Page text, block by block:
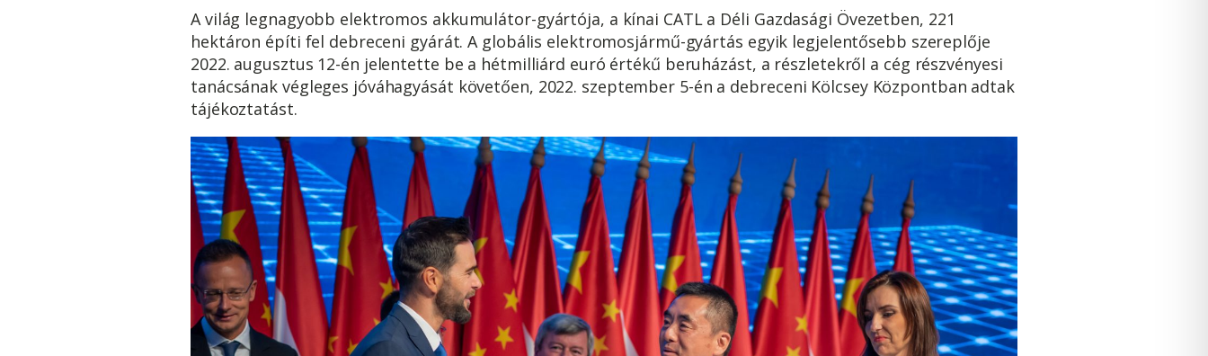
A világ legnagyobb elektromos akkumulátor-gyártója, a kínai CATL a Déli Gazdasági Övezetben, 221
hektáron építi fel debreceni gyárát. A globális elektromosjármű-gyártás egyik legjelentősebb szereplője
2022. augusztus 12-én jelentette be a hétmilliárd euró értékű beruházást, a részletekről a cég részvényesi
tanácsának végleges jóváhagyását követően, 2022. szeptember 5-én a debreceni Kölcsey Központban adtak
tájékoztatást.